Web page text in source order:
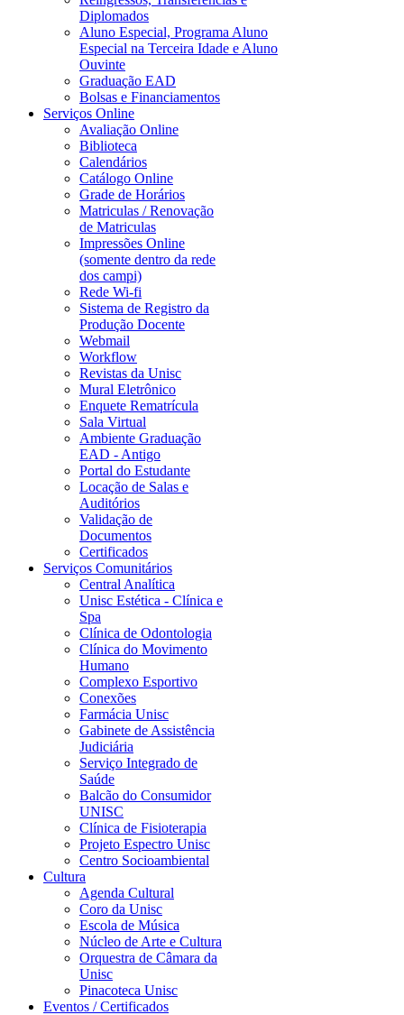
Diplomados
Aluno Especial, Programa Aluno
Especial na Terceira Idade e Aluno
Ouvinte
Graduação EAD
Bolsas e Financiamentos
Serviços Online
Avaliação Online
Biblioteca
Calendários
Catálogo Online
Grade de Horários
Matriculas / Renovação
de Matriculas
Impressões Online
(somente dentro da rede
dos campi)
Rede Wi-fi
Sistema de Registro da
Produção Docente
Webmail
Workflow
Revistas da Unisc
Mural Eletrônico
Enquete Rematrícula
Sala Virtual
Ambiente Graduação
EAD - Antigo
Portal do Estudante
Locação de Salas e
Auditórios
Validação de
Documentos
Certificados
Serviços Comunitários
Central Analítica
Unisc Estética - Clínica e
Spa
Clínica de Odontologia
Clínica do Movimento
Humano
Complexo Esportivo
Conexões
Farmácia Unisc
Gabinete de Assistência
Judiciária
Serviço Integrado de
Saúde
Balcão do Consumidor
UNISC
Clínica de Fisioterapia
Projeto Espectro Unisc
Centro Socioambiental
Cultura
Agenda Cultural
Coro da Unisc
Escola de Música
Núcleo de Arte e Cultura
Orquestra de Câmara da
Unisc
Pinacoteca Unisc
Eventos / Certificados